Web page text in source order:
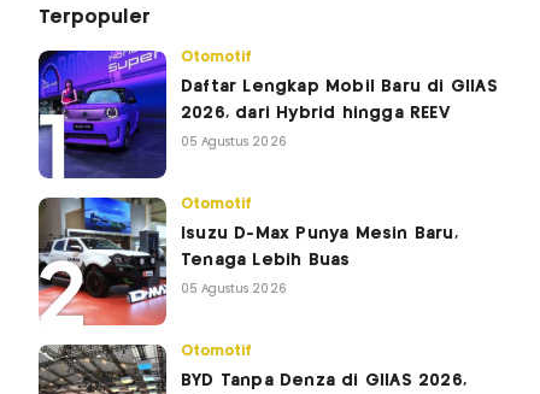
Terpopuler
Otomotif
Daftar Lengkap Mobil Baru di GIIAS
2026, dari Hybrid hingga REEV
05 Agustus 2026
Otomotif
Isuzu D-Max Punya Mesin Baru,
Tenaga Lebih Buas
05 Agustus 2026
Otomotif
BYD Tanpa Denza di GIIAS 2026,